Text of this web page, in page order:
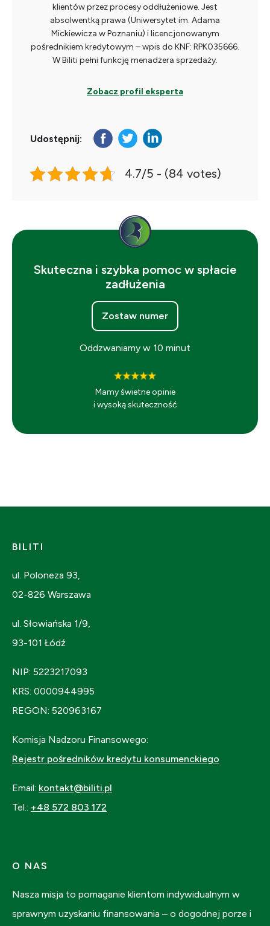
klientów przez procesy oddłużeniowe. Jest
absolwentką prawa (Uniwersytet im. Adama
Mickiewicza w Poznaniu) i licencjonowanym
pośrednikiem kredytowym – wpis do KNF: RPK035666.
W Biliti pełni funkcję menadżera sprzedaży.
Zobacz profil eksperta
Udostępnij:
4.7/5 - (84 votes)
Skuteczna i szybka pomoc w spłacie
zadłużenia
Zostaw numer
Oddzwaniamy w 10 minut
Mamy świetne opinie
i wysoką skuteczność
BILITI
ul. Poloneza 93,
02-826 Warszawa
ul. Słowiańska 1/9,
93-101 Łódź
NIP: 5223217093
KRS: 0000944995
REGON: 520963167
Komisja Nadzoru Finansowego:
Rejestr pośredników kredytu konsumenckiego
Email: kontakt@biliti.pl
Tel.: +48 572 803 172
O NAS
Nasza misja to pomaganie klientom indywidualnym w
sprawnym uzyskaniu finansowania – o dogodnej porze i